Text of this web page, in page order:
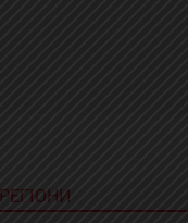
РЕГІОНИ